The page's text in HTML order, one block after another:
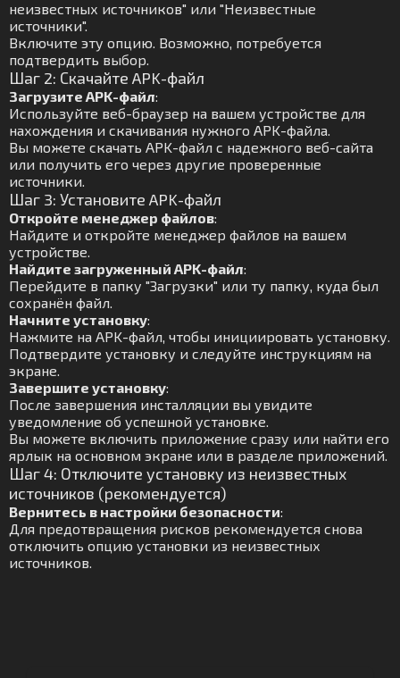
неизвестных источников" или "Неизвестные
источники".
Включите эту опцию. Возможно, потребуется
подтвердить выбор.
Шаг 2: Скачайте APK-файл
Загрузите APK-файл:
Используйте веб-браузер на вашем устройстве для
нахождения и скачивания нужного APK-файла.
Вы можете скачать APK-файл с надежного веб-сайта
или получить его через другие проверенные
источники.
Шаг 3: Установите APK-файл
Откройте менеджер файлов:
Найдите и откройте менеджер файлов на вашем
устройстве.
Найдите загруженный APK-файл:
Перейдите в папку "Загрузки" или ту папку, куда был
сохранён файл.
Начните установку:
Нажмите на APK-файл, чтобы инициировать установку.
Подтвердите установку и следуйте инструкциям на
экране.
Завершите установку:
После завершения инсталляции вы увидите
уведомление об успешной установке.
Вы можете включить приложение сразу или найти его
ярлык на основном экране или в разделе приложений.
Шаг 4: Отключите установку из неизвестных
источников (рекомендуется)
Вернитесь в настройки безопасности:
Для предотвращения рисков рекомендуется снова
отключить опцию установки из неизвестных
источников.